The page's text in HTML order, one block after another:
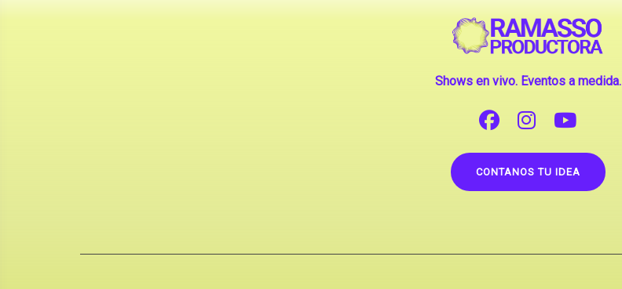
Shows en vivo. Eventos a medida.
CONTANOS TU IDEA